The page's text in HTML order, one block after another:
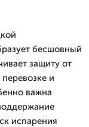
бесшовный
защиту от
и
важна
испарения